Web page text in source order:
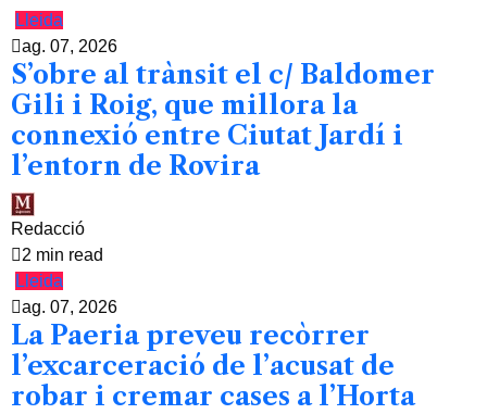
Lleida
ag. 07, 2026
S’obre al trànsit el c/ Baldomer
Gili i Roig, que millora la
connexió entre Ciutat Jardí i
l’entorn de Rovira
Redacció
2 min read
Lleida
ag. 07, 2026
La Paeria preveu recòrrer
l’excarceració de l’acusat de
robar i cremar cases a l’Horta